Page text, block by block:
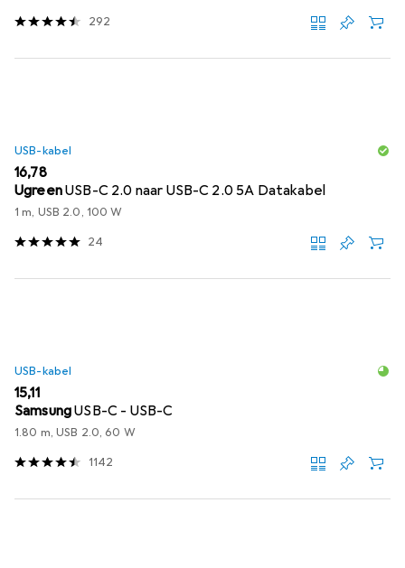
292
USB-kabel
EUR
16,78
UgreenUSB-C 2.0 naar USB-C 2.0 5A Datakabel
1 m, USB 2.0, 100 W
24
USB-kabel
EUR
15,11
SamsungUSB-C - USB-C
1.80 m, USB 2.0, 60 W
1142